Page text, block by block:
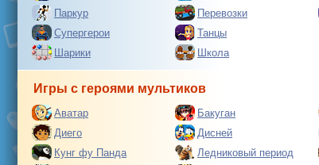
Паркур
Перевозки
Супергерои
Танцы
Шарики
Школа
Игры с героями мультиков
Аватар Бакуган
Диего
Дисней
Кунг фу Панда
Ледниковый период